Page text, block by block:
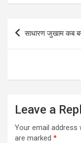
Post
navigation
साधारण जुखाम कब
Leave a
Your email address
are marked *